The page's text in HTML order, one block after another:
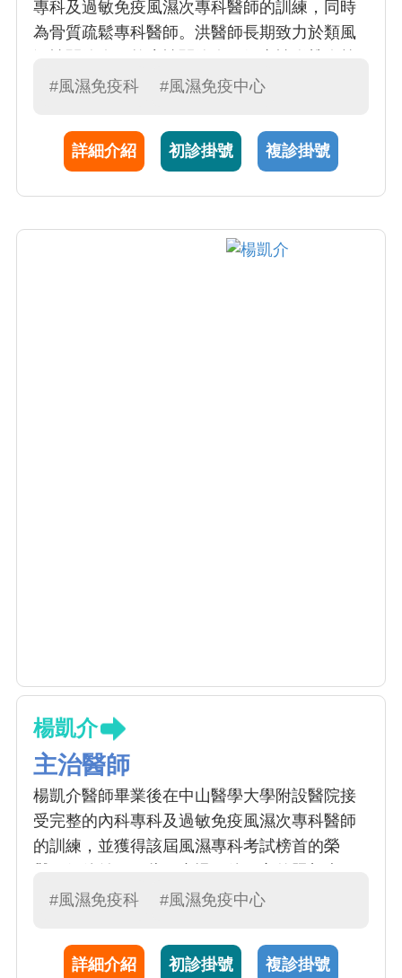
專科及過敏免疫風濕次專科醫師的訓練，同時
為骨質疏鬆專科醫師。洪醫師長期致力於類風
發炎性關節炎的研究與治療，並且積極參與以
究。
#風濕免疫科 #風濕免疫中心
詳細介紹 初診掛號 複診掛號
楊凱介
主治醫師
楊凱介醫師畢業後在中山醫學大學附設醫院接
受完整的內科專科及過敏免疫風濕次專科醫師
的訓練，並獲得該屆風濕專科考試榜首的榮
人，也同時熱心於教學，故連續七年榮獲中山
#風濕免疫科 #風濕免疫中心
詳細介紹 初診掛號 複診掛號